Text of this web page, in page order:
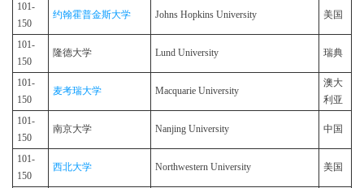
101-
150
约翰霍普金斯大学 Johns Hopkins University 美国
101-
150
隆德大学 Lund University 瑞典
101-
150
麦考瑞大学 Macquarie University
澳大
利亚
101-
150
南京大学 Nanjing University 中国
101-
150
西北大学 Northwestern University 美国